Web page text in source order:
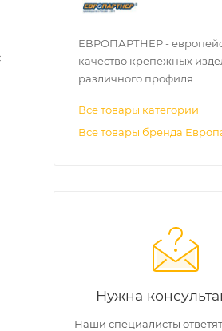
ЕВРОПАРТНЕР -
качество крепежных
различного профиля.
Все товары категории
Все товары бренда
Нужна
Наши специалисты